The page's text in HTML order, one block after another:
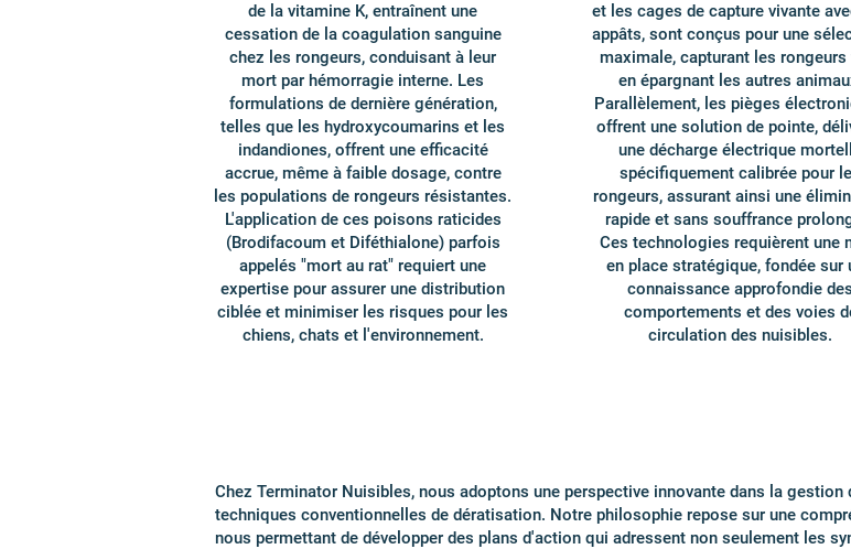
de la vitamine K, entraînent une
cessation de la coagulation sanguine
chez les rongeurs, conduisant à leur
mort par hémorragie interne. Les
formulations de dernière génération,
telles que les hydroxycoumarins et les
indandiones, offrent une efficacité
accrue, même à faible dosage, contre
les populations de rongeurs résistantes.
L'application de ces poisons raticides
(Brodifacoum et Diféthialone) parfois
appelés "mort au rat" requiert une
expertise pour assurer une distribution
ciblée et minimiser les risques pour les
chiens, chats et l'environnement.
et les cages de capture vivante
appâts, sont conçus pour une
maximale, capturant les
en épargnant les autres
Parallèlement, les pièges
offrent une solution de pointe,
une décharge électrique
spécifiquement calibrée pour
rongeurs, assurant ainsi une
rapide et sans souffrance
Ces technologies requièrent une
en place stratégique, fondée sur
connaissance approfondie des
comportements et des voies
circulation des nuisibles.
Chez Terminator Nuisibles, nous adoptons une perspective innovante dans la
techniques conventionnelles de dératisation. Notre philosophie repose sur une
nous permettant de développer des plans d'action qui adressent non seulement les